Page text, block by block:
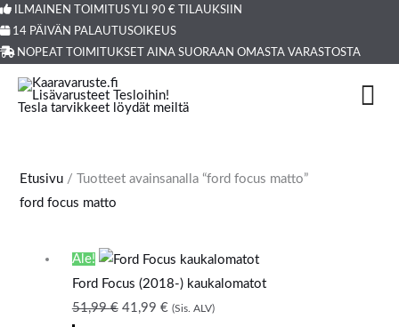
ILMAINEN TOIMITUS YLI 90 € TILAUKSIIN
14 PÄIVÄN PALAUTUSOIKEUS
NOPEAT TOIMITUKSET AINA SUORAAN OMASTA VARASTOSTA
Siirry
sisältöön
Etusivu / Tuotteet avainsanalla “ford focus matto”
ford focus matto
Ale!
Ford Focus (2018-) kaukalomatot
51,99€
hinta
oli:
51,99 €.
41,99 €
hinta
on:
41,99 €.
(Sis. ALV)
Products
search